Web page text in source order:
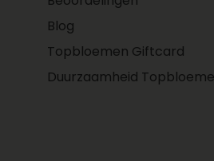
Blog
Topbloemen Giftcard
Duurzaamheid